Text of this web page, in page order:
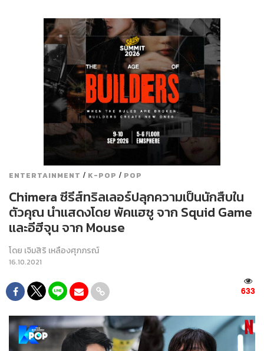
ENTERTAINMENT / K-POP / POP
Chimera ซีรีส์ทริลเลอร์ปลุกความเป็นนักสืบใน
ตัวคุณ นำแสดงโดย พัคแฮซู จาก Squid Game
และอีฮีจุน จาก Mouse
โดย เจิมสิริ เหลืองศุภภรณ์
16.10.2021
633